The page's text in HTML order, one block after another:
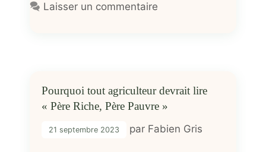
Laisser un commentaire
Pourquoi tout agriculteur devrait lire
« Père Riche, Père Pauvre »
21 septembre 2023 par Fabien Gris